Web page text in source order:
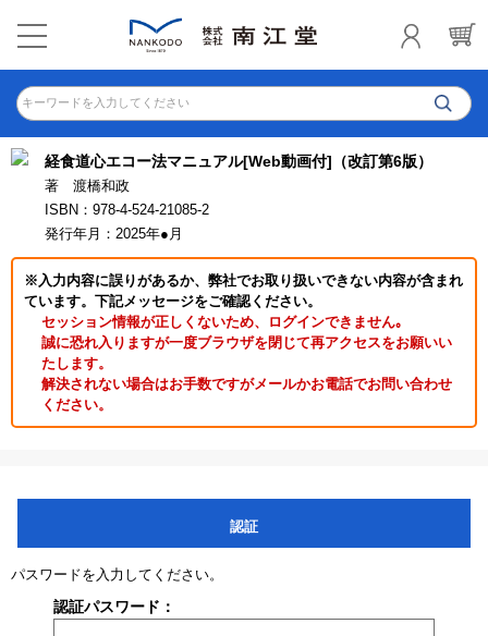
キーワードを入力してください
経食道心エコー法マニュアル[Web動画付]（改訂第6版）
著 渡橋和政
ISBN：978-4-524-21085-2
発行年月：2025年●月
※入力内容に誤りがあるか、弊社でお取り扱いできない内容が含まれ
ています。下記メッセージをご確認ください。
セッション情報が正しくないため、ログインできません｡
誠に恐れ入りますが一度ブラウザを閉じて再アクセスをお願いい
たします。
解決されない場合はお手数ですがメールかお電話でお問い合わせ
ください。
認証
パスワードを入力してください。
認証パスワード：